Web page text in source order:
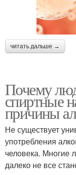
читать дальше →
Почему
спиртные
причины
Не существует
употребления
человека. Многие
далеко не все